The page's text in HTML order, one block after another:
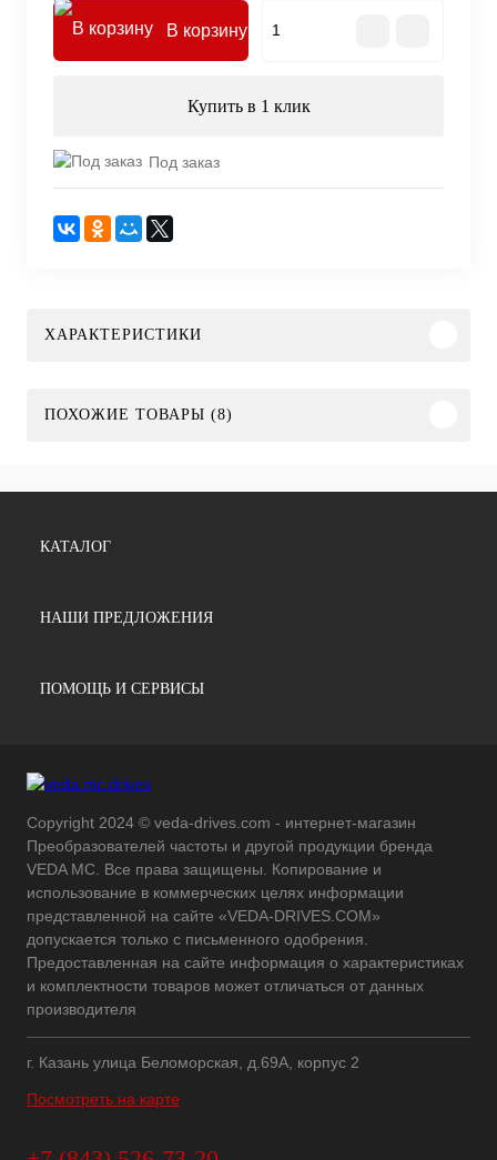
В корзину
Купить в 1 клик
Под заказ
ХАРАКТЕРИСТИКИ
ПОХОЖИЕ ТОВАРЫ (8)
КАТАЛОГ
НАШИ ПРЕДЛОЖЕНИЯ
ПОМОЩЬ И СЕРВИСЫ
Copyright 2024 © veda-drives.com - интернет-магазин
Преобразователей частоты и другой продукции бренда
VEDA MC. Все права защищены. Копирование и
использование в коммерческих целях информации
представленной на сайте «VEDA-DRIVES.COM»
допускается только с письменного одобрения.
Предоставленная на сайте информация о характеристиках
и комплектности товаров может отличаться от данных
производителя
г. Казань улица Беломорская, д.69А, корпус 2
Посмотреть на карте